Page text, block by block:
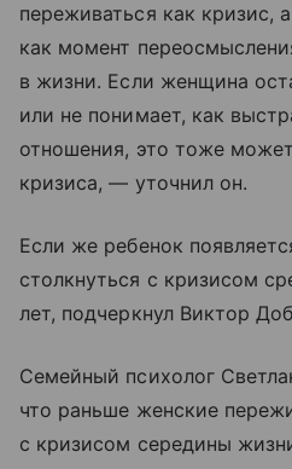
переживаться как кризис,
как момент
в жизни. Если женщина
или не понимает, как
отношения, это тоже
кризиса, — уточнил он.
Если же ребенок
столкнуться с кризисом
лет, подчеркнул Виктор
Семейный психолог
что раньше женские
с кризисом середины